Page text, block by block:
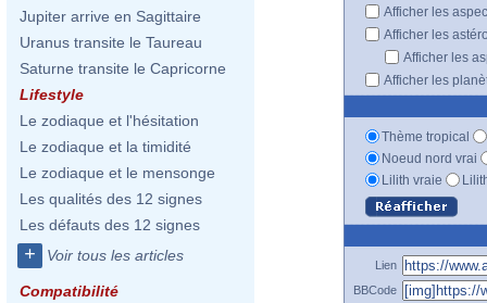
Jupiter arrive en Sagittaire
Uranus transite le Taureau
Saturne transite le Capricorne
Lifestyle
Le zodiaque et l'hésitation
Le zodiaque et la timidité
Le zodiaque et le mensonge
Les qualités des 12 signes
Les défauts des 12 signes
+ Voir tous les articles
Compatibilité
Afficher les
Afficher les
Afficher les
Afficher les
Thème tropical
Noeud nord vrai
Lilith vraie
Lien
BBCode